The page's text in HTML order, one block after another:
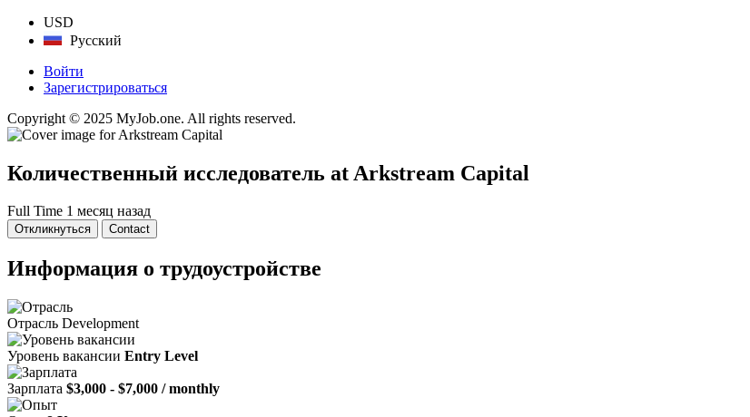
USD
Русский
Войти
Зарегистрироваться
Copyright © 2025 MyJob.one. All rights reserved.
Количественный исследователь at Arkstream Capital
Full Time 1 месяц назад
Откликнуться Contact
Информация о трудоустройстве
Отрасль Development
Уровень вакансии Entry Level
Зарплата $3,000 - $7,000 / monthly